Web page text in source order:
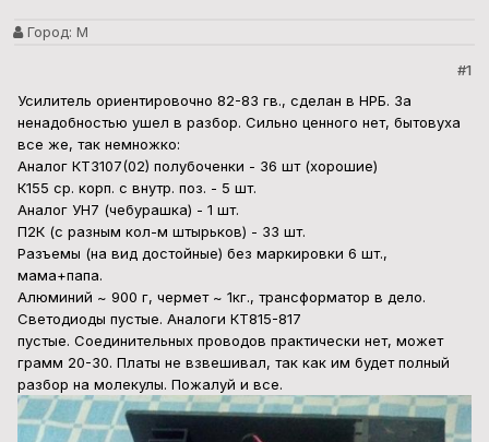
Город: М
#1
Усилитель ориентировочно 82-83 гв., сделан в НРБ. За
ненадобностью ушел в разбор. Сильно ценного нет, бытовуха
все же, так немножко:
Аналог КТ3107(02) полубоченки - 36 шт (хорошие)
К155 ср. корп. с внутр. поз. - 5 шт.
Аналог УН7 (чебурашка) - 1 шт.
П2К (с разным кол-м штырьков) - 33 шт.
Разъемы (на вид достойные) без маркировки 6 шт.,
мама+папа.
Алюминий ~ 900 г, чермет ~ 1кг., трансформатор в дело.
Светодиоды пустые. Аналоги КТ815-817
пустые. Соединительных проводов практически нет, может
грамм 20-30. Платы не взвешивал, так как им будет полный
разбор на молекулы. Пожалуй и все.